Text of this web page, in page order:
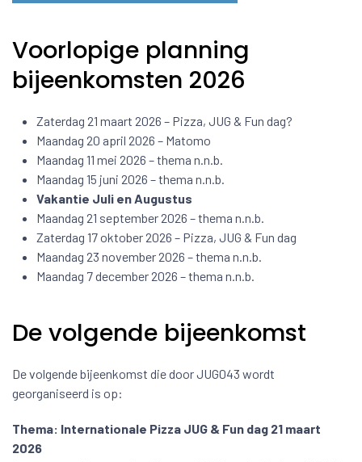
Voorlopige planning
bijeenkomsten 2026
Zaterdag 21 maart 2026 – Pizza, JUG & Fun dag?
Maandag 20 april 2026 – Matomo
Maandag 11 mei 2026 – thema n.n.b.
Maandag 15 juni 2026 – thema n.n.b.
Vakantie Juli en Augustus
Maandag 21 september 2026 – thema n.n.b.
Zaterdag 17 oktober 2026 – Pizza, JUG & Fun dag
Maandag 23 november 2026 – thema n.n.b.
Maandag 7 december 2026 – thema n.n.b.
De volgende bijeenkomst
De volgende bijeenkomst die door JUG043 wordt
georganiseerd is op:
Thema: Internationale Pizza JUG & Fun dag 21 maart
2026